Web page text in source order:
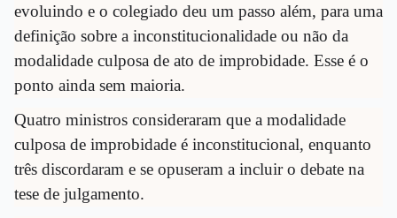
evoluindo e o colegiado deu um passo além, para uma
definição sobre a inconstitucionalidade ou não da
modalidade culposa de ato de improbidade. Esse é o
ponto ainda sem maioria.
Quatro ministros consideraram que a modalidade
culposa de improbidade é inconstitucional, enquanto
três discordaram e se opuseram a incluir o debate na
tese de julgamento.